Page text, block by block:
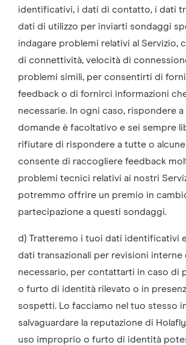
identificativi, i dati di contatto, i dati
dati di utilizzo per inviarti sondaggi
indagare problemi relativi al Servizio,
di connettività, velocità di
problemi simili, per consentirti di
feedback o di fornirci informazioni
necessarie. In ogni caso, rispondere
domande è facoltativo e sei sempre
rifiutare di rispondere a tutte o
consente di raccogliere feedback
problemi tecnici relativi ai nostri
potremmo offrire un premio in
partecipazione a questi sondaggi.
d) Tratteremo i tuoi dati identificativi
dati transazionali per revisioni interne
necessario, per contattarti in caso di
o furto di identità rilevato o in
sospetti. Lo facciamo nel tuo stesso
salvaguardare la reputazione di
uso improprio o furto di identità